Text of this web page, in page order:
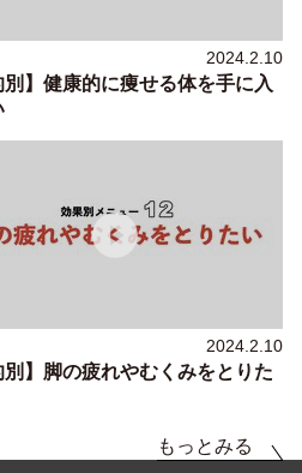
2024.2.10
別】健康的に痩せる体を手に入
2024.2.10
別】脚の疲れやむくみをとりた
もっとみる